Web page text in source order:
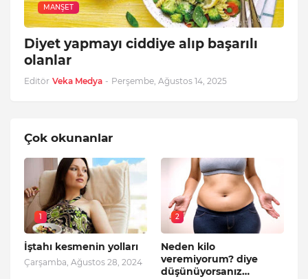
MANŞET
Diyet yapmayı ciddiye alıp başarılı
olanlar
Editör Veka Medya - Perşembe, Ağustos 14, 2025
Çok okunanlar
1
İştahı kesmenin yolları
Çarşamba, Ağustos 28, 2024
2
Neden kilo
veremiyorum? diye
düşünüyorsanız…